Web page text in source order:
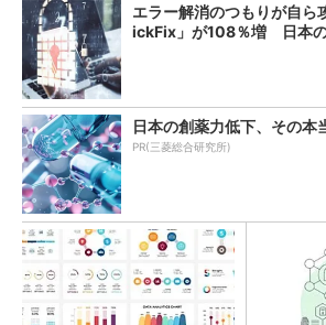
エラー解消のつもりが自ら
ickFix」が108％増 日本
日本の創薬力低下、その本
PR(三菱総合研究所)